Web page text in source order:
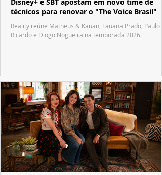
Disney+ e SBT apostam em novo time de
técnicos para renovar o "The Voice Brasil"
Reality reúne Matheus & Kauan, Lauana Prado, Paulo
Ricardo e Diogo Nogueira na temporada 2026.